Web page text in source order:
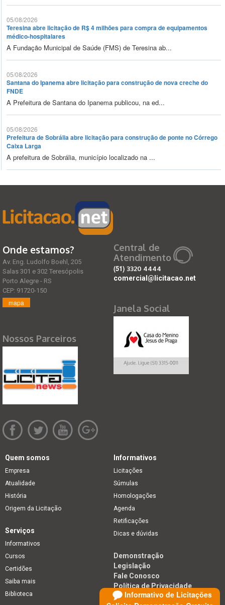
05/08/2026
Teresina abre licitação de R$ 4 milhões para compra de equipamentos
médico-hospitalares
A Fundação Municipal de Saúde (FMS) de Teresina ab...
05/08/2026
Santana do Ipanema abre licitação para construção de nova creche do
FNDE
A Prefeitura de Santana do Ipanema publicou, na ed...
05/08/2026
Prefeitura de Sobrália abre licitação para construção de ponte no Córrego
Caixa Larga
A prefeitura de Sobrália, município localizado na ...
Informativo de Licitações
Onde estamos?
Av. Eng. Ludolfo Boehl, 205
Salas 301 e 302 Teresópolis
Porto Alegre - RS
CEP: 91720-150
mapa
Nossos Parceiros
Central de
Atendimento
(51) 3320 4444
comercial@licitacao.net
Janela Social
Quem somos
Empresa
Atualidade
História
Origem da Licitação
Informativos
Licitações
Súmulas
Homologações
Agenda
Retificações
Dicas e dúvidas
Serviços
Informativos
Cursos
Certidões
Saiba mais
Biblioteca
Demonstração
Legislação
Fale Conosco
Política de Privacidade